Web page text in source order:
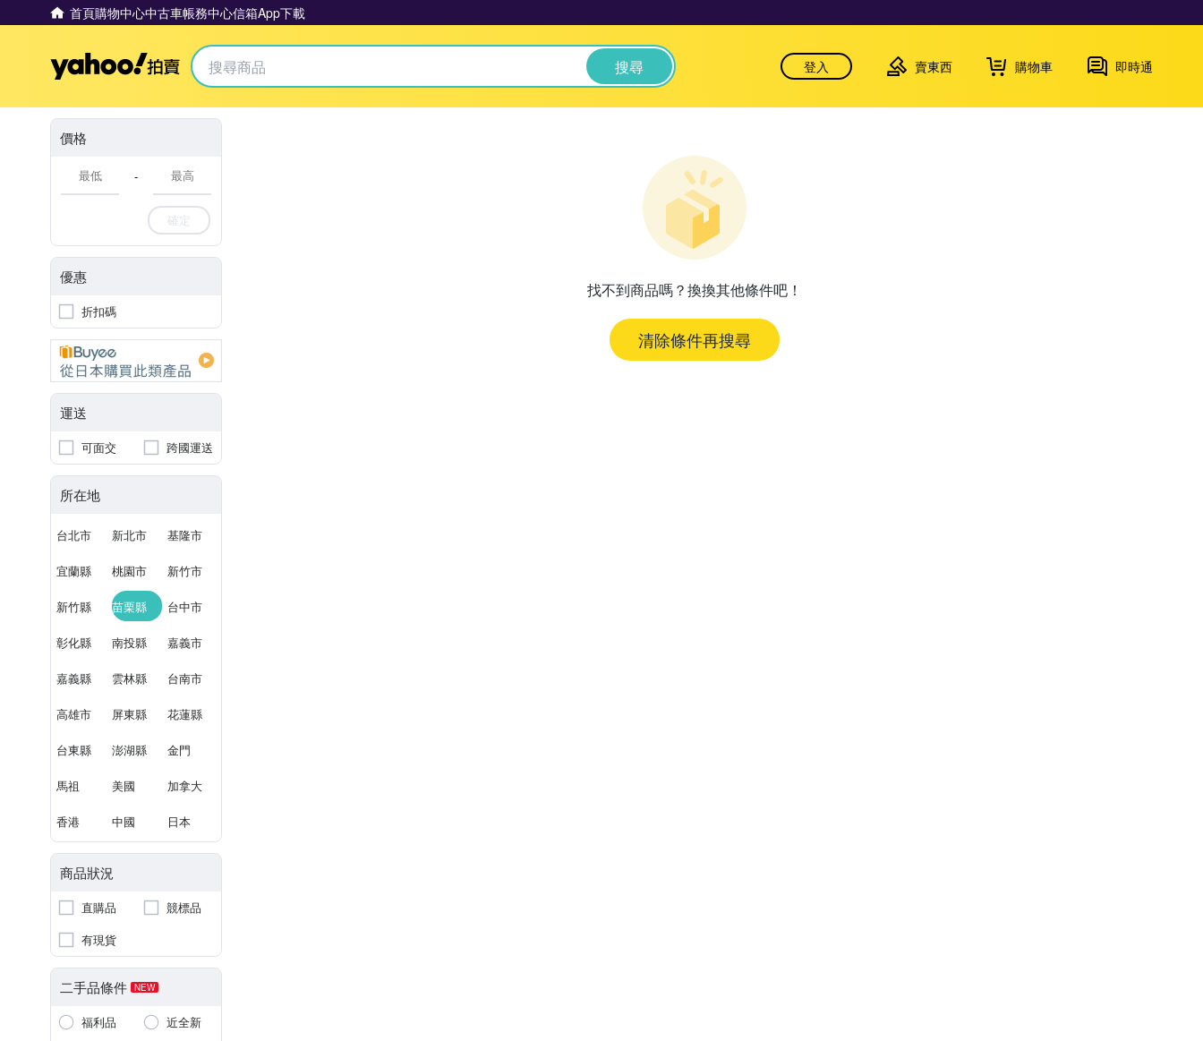
首頁購物中心中古車帳務中心信箱App下載
Yahoo拍賣 搜尋 登入 賣東西 購物車 即時通
價格
-
確定
優惠
折扣碼
運送
可面交 跨國運送
所在地
台北市 新北市 基隆市
宜蘭縣 桃園市 新竹市
新竹縣 苗栗縣 台中市
彰化縣 南投縣 嘉義市
嘉義縣 雲林縣 台南市
高雄市 屏東縣 花蓮縣
台東縣 澎湖縣 金門
馬祖 美國 加拿大
香港 中國 日本
商品狀況
直購品
競標品
有現貨
二手品條件 NEW
福利品
近全新
找不到商品嗎？換換其他條件吧！
清除條件再搜尋